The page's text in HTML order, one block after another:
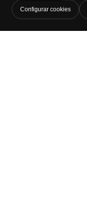
Configurar cookies